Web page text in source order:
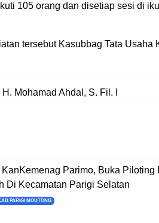
105 orang dan disetiap sesi di
tersebut Kasubbag Tata
Mohamad Ahdal, S. Fil. I
KanKemenag Parimo, Buka Piloting
Di Kecamatan Parigi Selatan
PARIGI MOUTONG